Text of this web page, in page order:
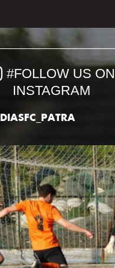
#FOLLOW US ON
INSTAGRAM
DIASFC_PATRA